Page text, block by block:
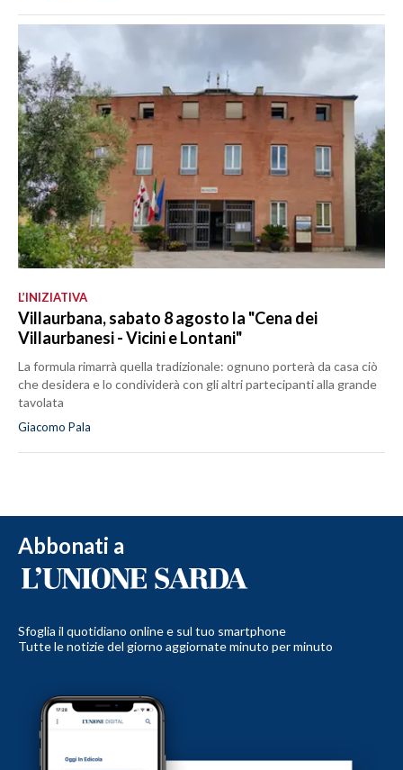
L’INIZIATIVA
Villaurbana, sabato 8 agosto la "Cena dei
Villaurbanesi - Vicini e Lontani"
La formula rimarrà quella tradizionale: ognuno porterà da casa ciò
che desidera e lo condividerà con gli altri partecipanti alla grande
tavolata
Giacomo Pala
Abbonati a
Sfoglia il quotidiano online e sul tuo smartphone
Tutte le notizie del giorno aggiornate minuto per minuto